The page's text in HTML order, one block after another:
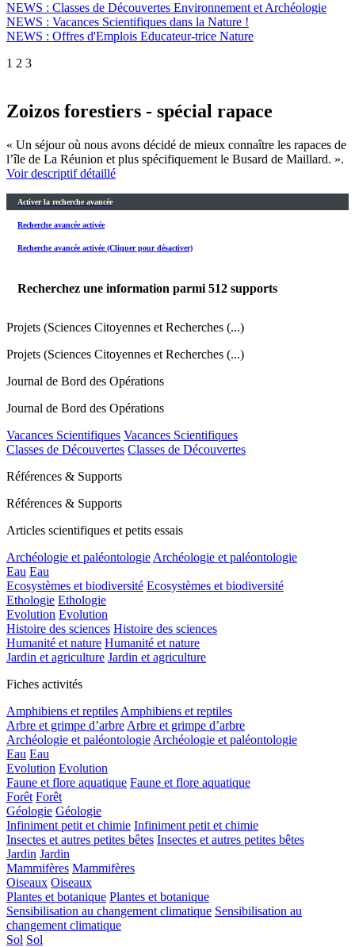
NEWS : Classes de Découvertes Environnement et Archéologie
NEWS : Vacances Scientifiques dans la Nature !
NEWS : Offres d'Emplois Educateur-trice Nature
1 2 3
Zoizos forestiers - spécial rapace
« Un séjour où nous avons décidé de mieux connaître les rapaces de
l’île de La Réunion et plus spécifiquement le Busard de Maillard. ».
Voir descriptif détaillé
Activer la recherche avancée
Recherche avancée activée
Recherche avancée activée (Cliquer pour désactiver)
Recherchez une information parmi 512 supports
Projets (Sciences Citoyennes et Recherches (...)
Projets (Sciences Citoyennes et Recherches (...)
Journal de Bord des Opérations
Journal de Bord des Opérations
Vacances Scientifiques Vacances Scientifiques
Classes de Découvertes Classes de Découvertes
Références & Supports
Références & Supports
Articles scientifiques et petits essais
Archéologie et paléontologie Archéologie et paléontologie
Eau Eau
Ecosystèmes et biodiversité Ecosystèmes et biodiversité
Ethologie Ethologie
Evolution Evolution
Histoire des sciences Histoire des sciences
Humanité et nature Humanité et nature
Jardin et agriculture Jardin et agriculture
Fiches activités
Amphibiens et reptiles Amphibiens et reptiles
Arbre et grimpe d’arbre Arbre et grimpe d’arbre
Archéologie et paléontologie Archéologie et paléontologie
Eau Eau
Evolution Evolution
Faune et flore aquatique Faune et flore aquatique
Forêt Forêt
Géologie Géologie
Infiniment petit et chimie Infiniment petit et chimie
Insectes et autres petites bêtes Insectes et autres petites bêtes
Jardin Jardin
Mammifères Mammifères
Oiseaux Oiseaux
Plantes et botanique Plantes et botanique
Sensibilisation au changement climatique Sensibilisation au
changement climatique
Sol Sol